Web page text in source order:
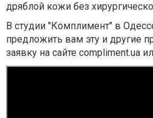
дряблой кожи без
В студии "Комплимент" в
предложить вам эту и другие
заявку на сайте compliment.ua